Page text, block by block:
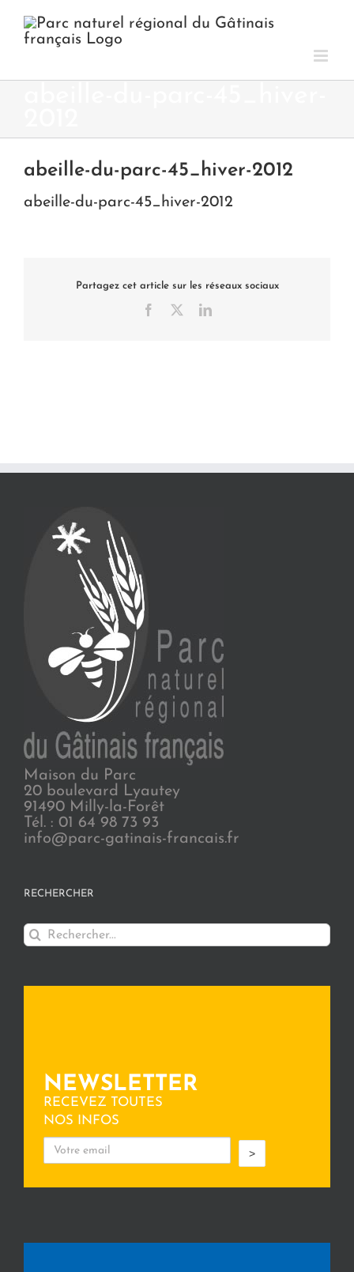
contenu
abeille-du-parc-45_hiver-2012
abeille-du-parc-45_hiver-2012
Partagez cet article sur les réseaux sociaux
Facebook LinkedIn
Maison du Parc
20 boulevard Lyautey
91490 Milly-la-Forêt
Tél. : 01 64 98 73 93
info@parc-gatinais-francais.fr
RECHERCHER
Rechercher:
NEWSLETTER
RECEVEZ TOUTES
NOS INFOS
>